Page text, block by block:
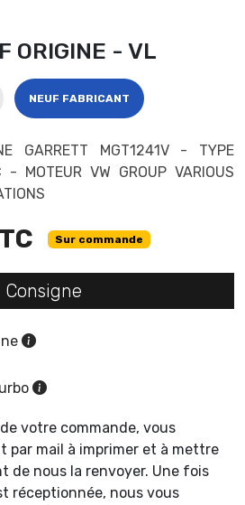
ORIGINE - VL
NEUF FABRICANT
GARRETT MGT1241V - TYPE
- MOTEUR VW GROUP VARIOUS
Sur commande
Consigne
votre commande, vous
par mail à imprimer et à mettre
de nous la renvoyer. Une fois
réceptionnée, nous vous